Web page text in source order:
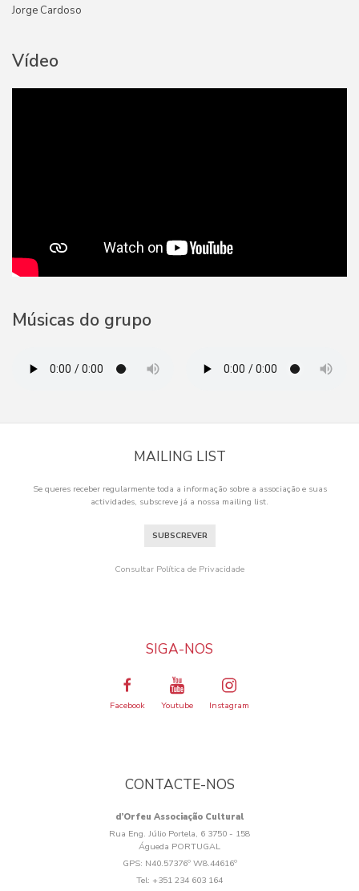
Jorge Cardoso
Vídeo
Músicas do grupo
MAILING LIST
Se queres receber regularmente toda a informação sobre a associação e suas
actividades, subscreve já a nossa mailing list.
SUBSCREVER
Consultar Política de Privacidade
SIGA-NOS
Facebook Youtube Instagram
CONTACTE-NOS
d’Orfeu Associação Cultural
Rua Eng. Júlio Portela, 6 3750 - 158
Águeda PORTUGAL
GPS: N40.57376º W8.44616º
Tel: +351 234 603 164